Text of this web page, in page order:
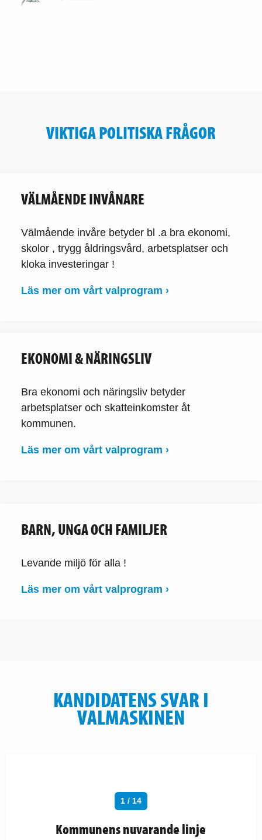
VIKTIGA POLITISKA FRÅGOR
VÄLMÅENDE INVÅNARE
Välmående invåre betyder bl .a bra ekonomi,
skolor , trygg åldringsvård, arbetsplatser och
kloka investeringar !
Läs mer om vårt valprogram ›
EKONOMI & NÄRINGSLIV
Bra ekonomi och näringsliv betyder
arbetsplatser och skatteinkomster åt
kommunen.
Läs mer om vårt valprogram ›
BARN, UNGA OCH FAMILJER
Levande miljö för alla !
Läs mer om vårt valprogram ›
KANDIDATENS SVAR I
VALMASKINEN
1 / 14
Kommunens nuvarande linje